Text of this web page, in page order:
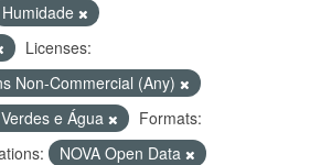
Humidade
Licenses:
Non-Commercial (Any)
e Água
Formats:
NOVA Open Data